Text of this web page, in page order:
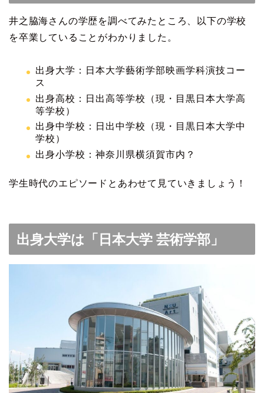
井之脇海さんの学歴を調べてみたところ、以下の学校
を卒業していることがわかりました。
出身大学：日本大学藝術学部映画学科演技コー
ス
出身高校：日出高等学校（現・目黒日本大学高
等学校）
出身中学校：日出中学校（現・目黒日本大学中
学校）
出身小学校：神奈川県横須賀市内？
学生時代のエピソードとあわせて見ていきましょう！
出身大学は「日本大学 芸術学部」